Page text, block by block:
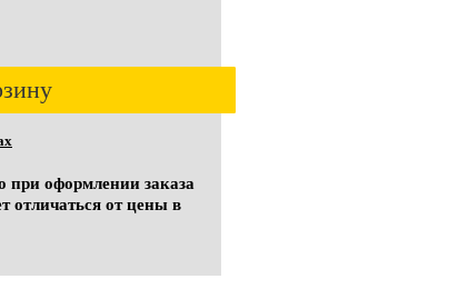
при оформлении заказа
отличаться от цены в